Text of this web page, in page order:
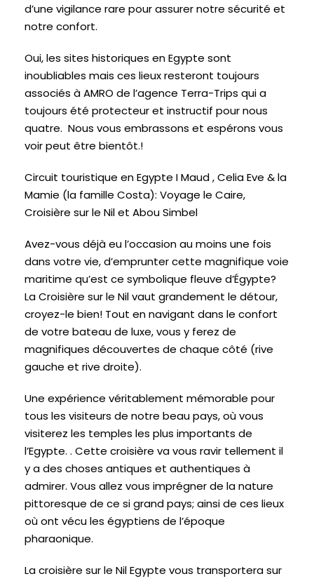
d’une vigilance rare pour assurer notre sécurité et
notre confort.
Oui, les sites historiques en Egypte sont
inoubliables mais ces lieux resteront toujours
associés à AMRO de l’agence Terra-Trips qui a
toujours été protecteur et instructif pour nous
quatre. Nous vous embrassons et espérons vous
voir peut être bientôt.!
Circuit touristique en Egypte I Maud , Celia Eve & la
Mamie (la famille Costa): Voyage le Caire,
Croisière sur le Nil et Abou Simbel
Avez-vous déjà eu l’occasion au moins une fois
dans votre vie, d’emprunter cette magnifique voie
maritime qu’est ce symbolique fleuve d’Égypte?
La Croisière sur le Nil vaut grandement le détour,
croyez-le bien! Tout en navigant dans le confort
de votre bateau de luxe, vous y ferez de
magnifiques découvertes de chaque côté (rive
gauche et rive droite).
Une expérience véritablement mémorable pour
tous les visiteurs de notre beau pays, où vous
visiterez les temples les plus importants de
l’Egypte. . Cette croisière va vous ravir tellement il
y a des choses antiques et authentiques à
admirer. Vous allez vous imprégner de la nature
pittoresque de ce si grand pays; ainsi de ces lieux
où ont vécu les égyptiens de l’époque
pharaonique.
La croisière sur le Nil Egypte vous transportera sur